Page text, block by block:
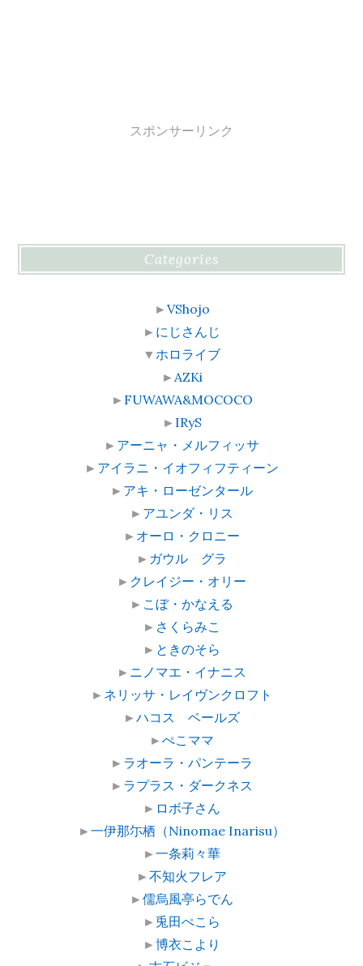
スポンサーリンク
Categories
►VShojo
► にじさんじ
▼ ホロライブ
► AZKi
► FUWAWA&MOCOCO
► IRyS
► アーニャ・メルフィッサ
► アイラニ・イオフィフティーン
► アキ・ローゼンタール
► アユンダ・リス
► オーロ・クロニー
► ガウル グラ
► クレイジー・オリー
► こぼ・かなえる
► さくらみこ
► ときのそら
► ニノマエ・イナニス
► ネリッサ・レイヴンクロフト
►ハコス ベールズ
►ぺこママ
► ラオーラ・パンテーラ
► ラプラス・ダークネス
► ロボ子さん
►一伊那尓栖（Ninomae Inarisu）
►一条莉々華
►不知火フレア
►儒烏風亭らでん
► 兎田ぺこら
►博衣こより